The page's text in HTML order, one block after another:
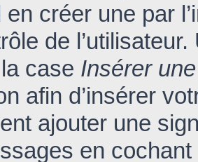
en créer une par
de
case Insérer
afin d’insérer
ajouter une
en